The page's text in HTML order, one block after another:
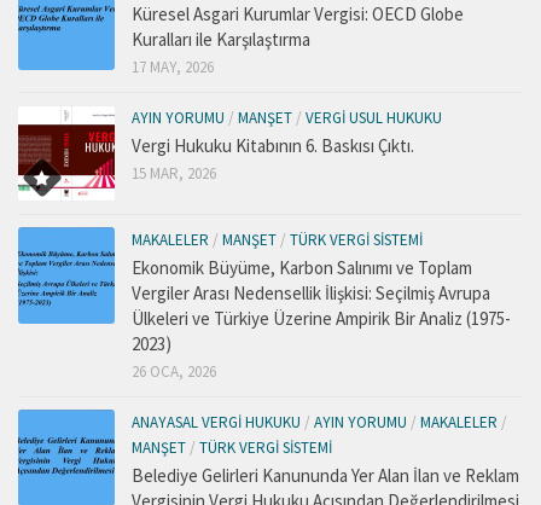
Küresel Asgari Kurumlar Vergisi: OECD Globe
Kuralları ile Karşılaştırma
17 MAY, 2026
AYIN YORUMU / MANŞET / VERGI USUL HUKUKU
Vergi Hukuku Kitabının 6. Baskısı Çıktı.
15 MAR, 2026
MAKALELER / MANŞET / TÜRK VERGI SISTEMI
Ekonomik Büyüme, Karbon Salınımı ve Toplam
Vergiler Arası Nedensellik İlişkisi: Seçilmiş Avrupa
Ülkeleri ve Türkiye Üzerine Ampirik Bir Analiz (1975-
2023)
26 OCA, 2026
ANAYASAL VERGI HUKUKU / AYIN YORUMU / MAKALELER /
MANŞET / TÜRK VERGI SISTEMI
Belediye Gelirleri Kanununda Yer Alan İlan ve Reklam
Vergisinin Vergi Hukuku Açısından Değerlendirilmesi